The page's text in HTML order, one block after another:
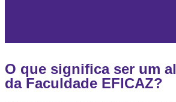
O que significa ser um
da Faculdade EFICAZ?